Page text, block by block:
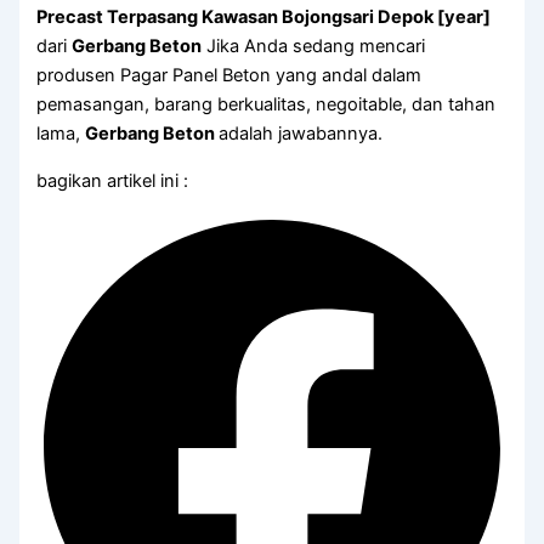
Precast Terpasang Kawasan Bojongsari Depok [year]
dariGerbang Beton Jika Anda sedang mencari
produsen Pagar Panel Beton yang andal dalam
pemasangan, barang berkualitas, negoitable, dan tahan
lama,Gerbang Betonadalah jawabannya.
bagikan artikel ini :